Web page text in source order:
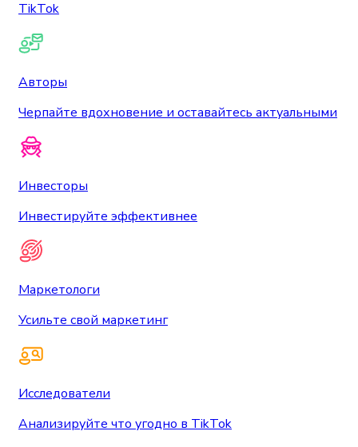
TikTok
Авторы
Черпайте вдохновение и оставайтесь актуальными
Инвесторы
Инвестируйте эффективнее
Маркетологи
Усильте свой маркетинг
Исследователи
Анализируйте что угодно в TikTok